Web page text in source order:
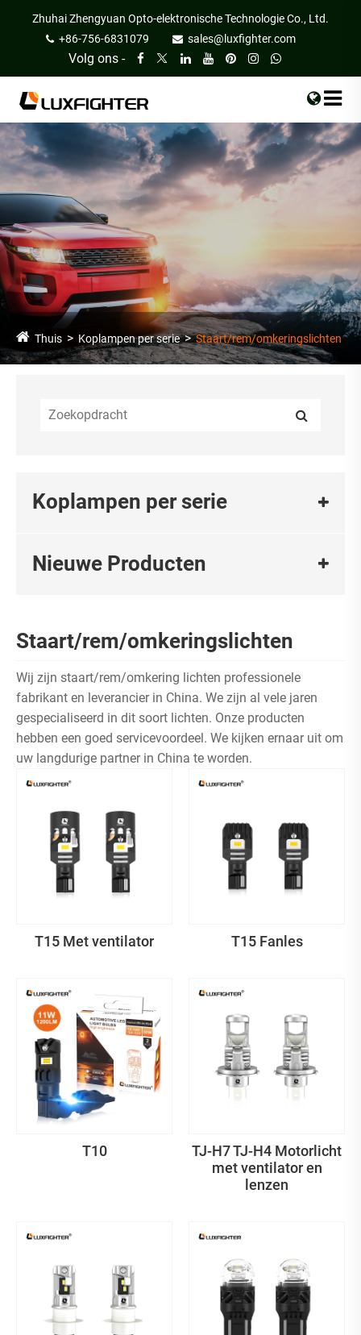
Zhuhai Zhengyuan Opto-elektronische Technologie Co., Ltd.
+86-756-6831079
sales@luxfighter.com
Volg ons -
Thuis Koplampen per serie Staart/rem/omkeringslichten
Koplampen per serie
Nieuwe Producten
Staart/rem/omkeringslichten
Wij zijn staart/rem/omkering lichten professionele
fabrikant en leverancier in China. We zijn al vele jaren
gespecialiseerd in dit soort lichten. Onze producten
hebben een goed servicevoordeel. We kijken ernaar uit om
uw langdurige partner in China te worden.
T15 Met ventilator T15 Fanles
T10
TJ-H7 TJ-H4 Motorlicht
met ventilator en
lenzen